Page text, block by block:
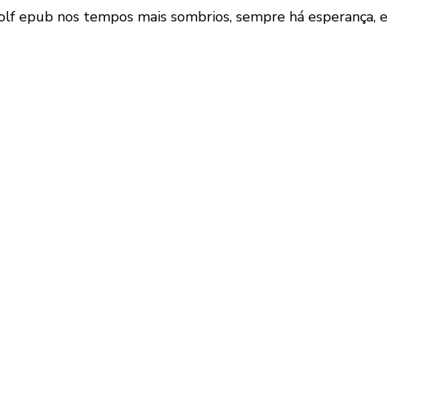
nos tempos mais sombrios, sempre há esperança, e